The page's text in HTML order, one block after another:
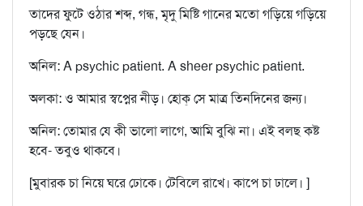
তাদের ফুটে ওঠার শব্দ, গন্ধ, মৃদু মিষ্টি গানের মতো গড়িয়ে গড়িয়ে
পড়ছে যেন।
অনিল: A psychic patient. A sheer psychic patient.
অলকা: ও আমার স্বপ্নের নীড়। হোক্‌ সে মাত্র তিনদিনের জন্য।
অনিল: তোমার যে কী ভালো লাগে, আমি বুঝি না। এই বলছ কষ্ট
হবে- তবুও থাকবে।
[মুবারক চা নিয়ে ঘরে ঢোকে। টেবিলে রাখে। কাপে চা ঢালে। ]